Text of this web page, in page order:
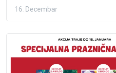
boje.
16. Decembar